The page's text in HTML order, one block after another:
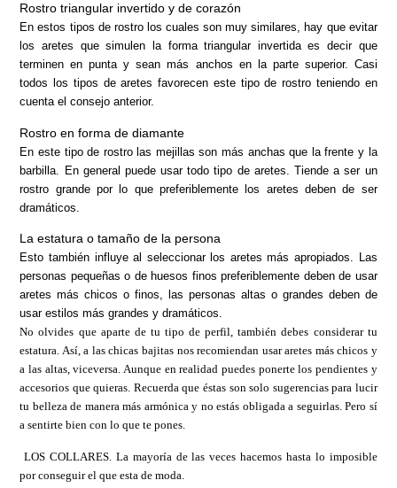
Rostro triangular invertido y de corazón
En estos tipos de rostro los cuales son muy similares, hay que evitar
los aretes que simulen la forma triangular invertida es decir que
terminen en punta y sean más anchos en la parte superior. Casi
todos los tipos de aretes favorecen este tipo de rostro teniendo en
cuenta el consejo anterior.
Rostro en forma de diamante
En este tipo de rostro las mejillas son más anchas que la frente y la
barbilla. En general puede usar todo tipo de aretes. Tiende a ser un
rostro grande por lo que preferiblemente los aretes deben de ser
dramáticos.
La estatura o tamaño de la persona
Esto también influye al seleccionar los aretes más apropiados. Las
personas pequeñas o de huesos finos preferiblemente deben de usar
aretes más chicos o finos, las personas altas o grandes deben de
usar estilos más grandes y dramáticos.
No olvides que aparte de tu tipo de perfil, también debes considerar tu
estatura. Así, a las chicas bajitas nos recomiendan usar aretes más chicos y
a las altas, viceversa. Aunque en realidad puedes ponerte los pendientes y
accesorios que quieras. Recuerda que éstas son solo sugerencias para lucir
tu belleza de manera más armónica y no estás obligada a seguirlas. Pero sí
a sentirte bien con lo que te pones.
LOS COLLARES. La mayoría de las veces hacemos hasta lo imposible
por conseguir el que esta de moda.